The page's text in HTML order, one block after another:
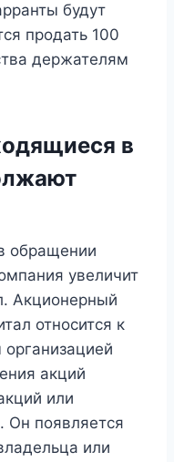
будут
продать 100
держателям
в
обращении
увеличит
Акционерный
относится к
акций
или
Он появляется
или